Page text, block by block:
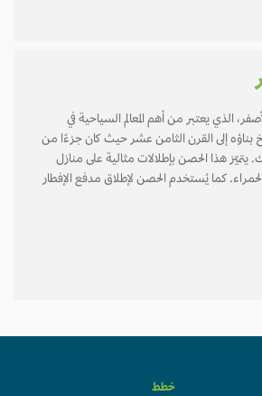
الذي يعتبر من أهم المعالم السياحية في
بناؤه إلى القرن الثامن عشر حيث كان جزءًا من
يتميّز هذا الحصن بإطلالات مثالية على منازل
كما يُستخدم الحصن لإطلاق مدفع الإفطار
خطط